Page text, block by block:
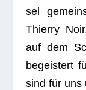
sel
Thierry
auf dem
begeis­tert
sind für uns